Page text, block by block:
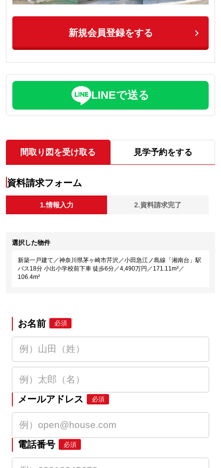
新規会員登録をする
LINEで送る
間取り図を受け取る 見学予約をする
資料請求フォーム
1.情報入力 2.資料請求完了
選択した物件
新築一戸建て／神奈川県茅ヶ崎市芹沢／小田急江ノ島線「湘南台」駅
バス18分 小出小学校前下車 徒歩6分／4,490万円／171.11m²／
106.4m²
お名前 必須
メールアドレス 必須
電話番号 必須